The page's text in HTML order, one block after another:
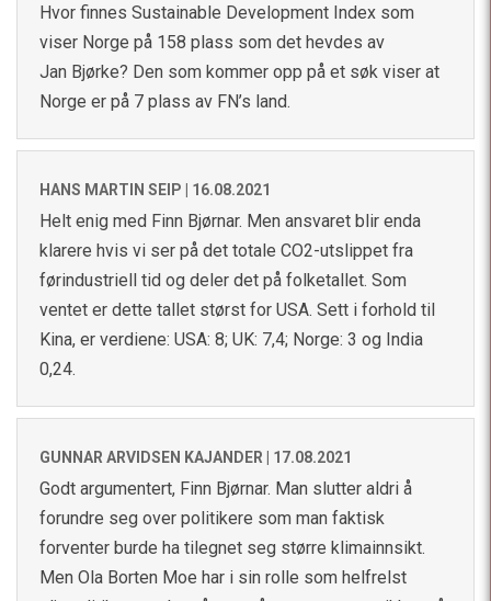
Hvor finnes Sustainable Development Index som
viser Norge på 158 plass som det hevdes av
Jan Bjørke? Den som kommer opp på et søk viser at
Norge er på 7 plass av FN’s land.
HANS MARTIN SEIP | 16.08.2021
Helt enig med Finn Bjørnar. Men ansvaret blir enda
klarere hvis vi ser på det totale CO2-utslippet fra
førindustriell tid og deler det på folketallet. Som
ventet er dette tallet størst for USA. Sett i forhold til
Kina, er verdiene: USA: 8; UK: 7,4; Norge: 3 og India
0,24.
GUNNAR ARVIDSEN KAJANDER | 17.08.2021
Godt argumentert, Finn Bjørnar. Man slutter aldri å
forundre seg over politikere som man faktisk
forventer burde ha tilegnet seg større klimainnsikt.
Men Ola Borten Moe har i sin rolle som helfrelst